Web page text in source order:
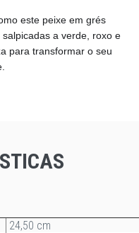
este peixe em grés
a verde, roxo e
para transformar o seu
24,50 cm